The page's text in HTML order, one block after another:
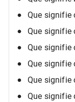
Que signifie
Que signifie
Que signifie
Que signifie
Que signifie
Que signifie